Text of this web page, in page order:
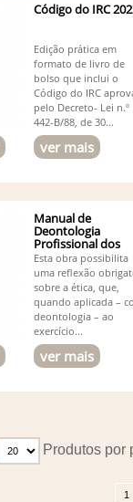
Código do IRC
Edição prática em
formato de livro de
bolso que inclui o
Código do IRC
pelo Decreto- Lei n.º
442-B/88, de 30...
ver mais
Manual de
Deontologia
Profissional dos
Contabilistas...
Esta obra possibilita
uma reflexão
sobre a ética, que,
quando aplicada –
deontologia – ao
exercício...
ver mais
Produtos por
1